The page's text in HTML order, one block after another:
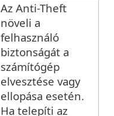
Az Anti-Theft
növeli a
felhasználó
biztonságát a
számítógép
elvesztése vagy
ellopása esetén.
Ha telepíti az